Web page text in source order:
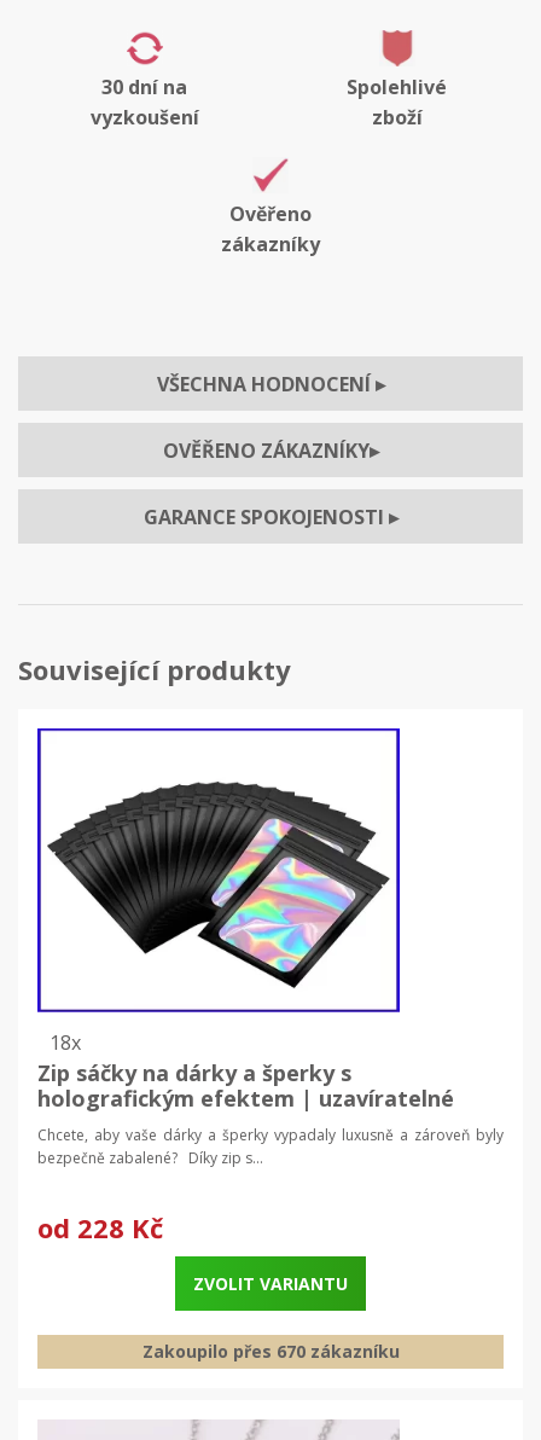
30 dní na
vyzkoušení
Spolehlivé
zboží
Ověřeno
zákazníky
VŠECHNA HODNOCENÍ▸
OVĚŘENO ZÁKAZNÍKY▸
GARANCE SPOKOJENOSTI ▸
Související produkty
18x
Zip sáčky na dárky a šperky s
holografickým efektem | uzavíratelné
pytlíky 50 ks
Chcete, aby vaše dárky a šperky vypadaly luxusně a zároveň byly
bezpečně zabalené? Díky zip s...
od 228 Kč
ZVOLIT VARIANTU
Zakoupilo přes 670 zákazníku